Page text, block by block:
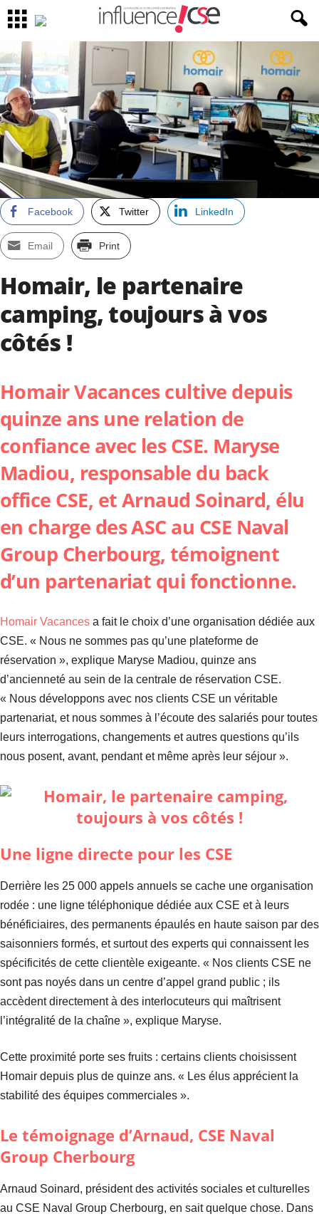
Facebook Twitter LinkedIn
Email Print
Homair, le partenaire
camping, toujours à vos
côtés !
Homair Vacancescultive depuis
quinze ans une relation de
confiance avec les CSE. Maryse
Madiou, responsable du back
office CSE, et Arnaud Soinard, élu
en charge des ASC au CSE Naval
Group Cherbourg, témoignent
d’un partenariat qui fonctionne.
Homair Vacances a fait le choix d’une organisation dédiée aux
CSE. « Nous ne sommes pas qu’une plateforme de
réservation », explique Maryse Madiou, quinze ans
d’ancienneté au sein de la centrale de réservation CSE.
« Nous développons avec nos clients CSE un véritable
partenariat, et nous sommes à l’écoute des salariés pour toutes
leurs interrogations, changements et autres questions qu’ils
nous posent, avant, pendant et même après leur séjour ».
Une ligne directe pour les CSE
Derrière les 25 000 appels annuels se cache une organisation
rodée : une ligne téléphonique dédiée aux CSE et à leurs
bénéficiaires, des permanents épaulés en haute saison par des
saisonniers formés, et surtout des experts qui connaissent les
spécificités de cette clientèle exigeante. « Nos clients CSE ne
sont pas noyés dans un centre d’appel grand public ; ils
accèdent directement à des interlocuteurs qui maîtrisent
l’intégralité de la chaîne », explique Maryse.
Cette proximité porte ses fruits : certains clients choisissent
Homair depuis plus de quinze ans. « Les élus apprécient la
stabilité des équipes commerciales ».
Le témoignage d’Arnaud, CSE Naval
Group Cherbourg
Arnaud Soinard, président des activités sociales et culturelles
au CSE Naval Group Cherbourg, en sait quelque chose. Dans